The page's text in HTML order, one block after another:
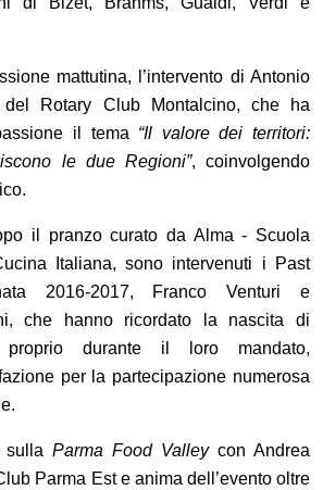
mattutina, l ’intervento di Antonio
del Rotary Club Montalcino, che ha
il tema “Il valore dei territori:
le due Regioni”, coinvolgendo
il pranzo curato da Alma - Scuola
Italiana, sono intervenuti i Past
2016-2017, Franco Venturi e
che hanno ricordato la nascita di
proprio durante il loro mandato,
per la partecipazione numerosa
sulla Parma Food Valleycon Andrea
Parma Est e anima dell ’evento oltre